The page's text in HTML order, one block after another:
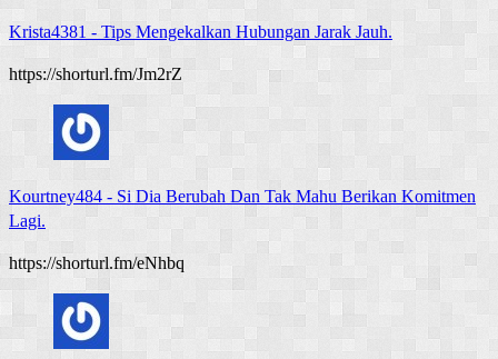
Krista4381 - Tips Mengekalkan Hubungan Jarak Jauh.
https://shorturl.fm/Jm2rZ
Kourtney484 - Si Dia Berubah Dan Tak Mahu Berikan Komitmen
Lagi.
https://shorturl.fm/eNhbq